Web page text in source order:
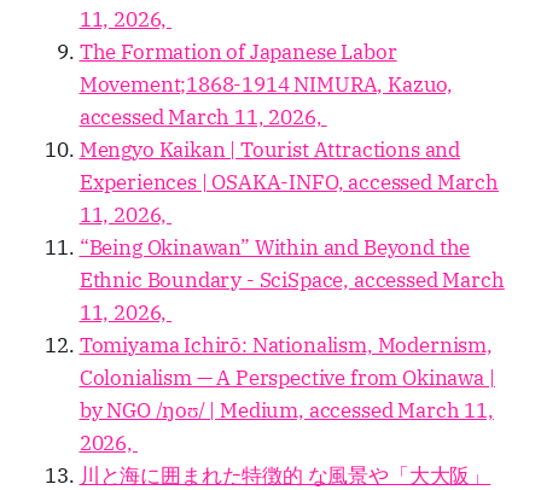
11, 2026,
The Formation of Japanese Labor
Movement;1868-1914 NIMURA, Kazuo,
accessed March 11, 2026,
Mengyo Kaikan | Tourist Attractions and
Experiences | OSAKA-INFO, accessed March
11, 2026,
“Being Okinawan” Within and Beyond the
Ethnic Boundary - SciSpace, accessed March
11, 2026,
Tomiyama Ichirō: Nationalism, Modernism,
Colonialism — A Perspective from Okinawa |
by NGO /ŋoʊ/ | Medium, accessed March 11,
2026,
川と海に囲まれた特徴的 な風景や「大大阪」